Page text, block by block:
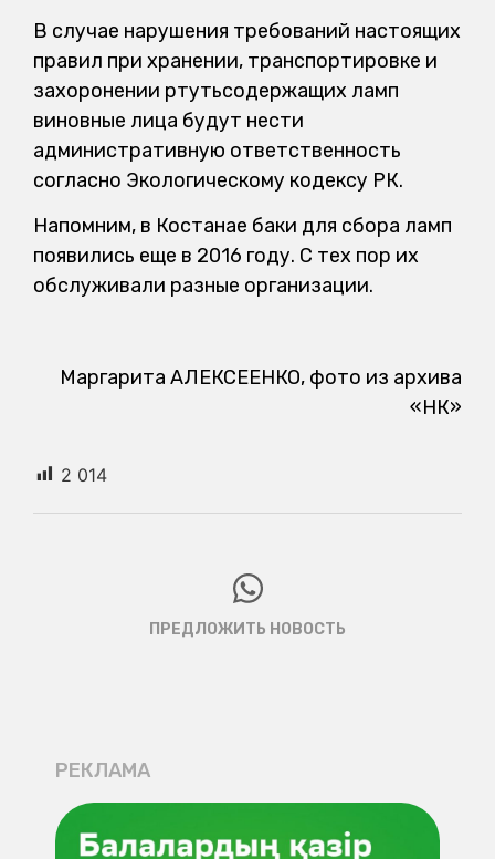
В случае нарушения требований настоящих
правил при хранении, транспортировке и
захоронении ртутьсодержащих ламп
виновные лица будут нести
административную ответственность
согласно Экологическому кодексу РК.
Напомним, в Костанае баки для сбора ламп
появились еще в 2016 году. С тех пор их
обслуживали разные организации.
Маргарита АЛЕКСЕЕНКО, фото из архива
«НК»
2 014
ПРЕДЛОЖИТЬ НОВОСТЬ
РЕКЛАМА